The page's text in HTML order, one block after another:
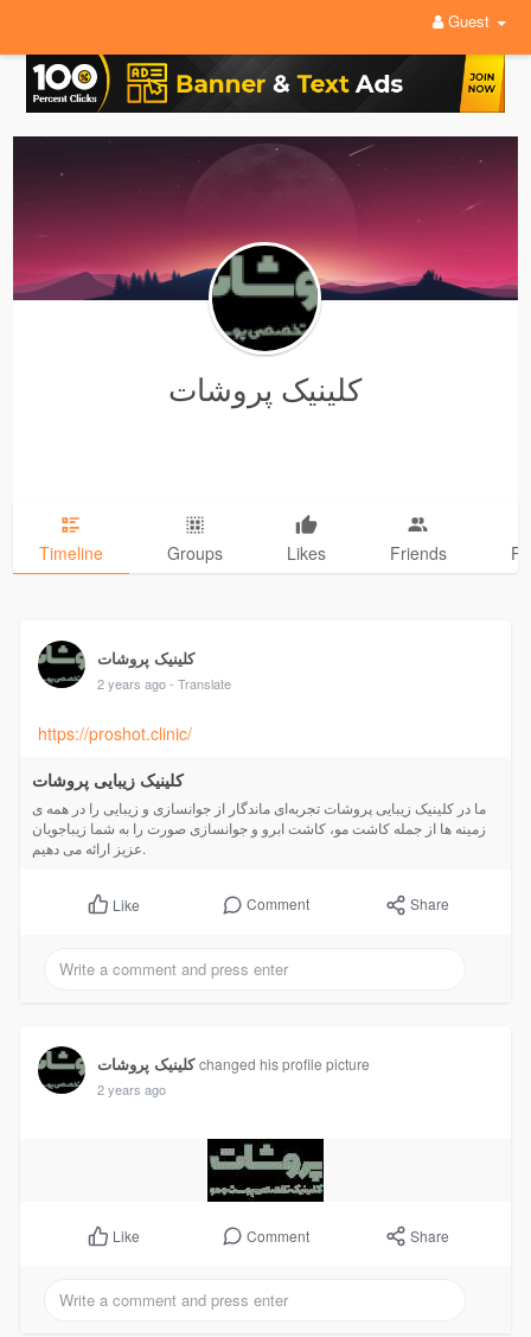
Guest
کلینیک پروشات
Timeline Groups Likes Friends
کلینیک پروشات
2 years ago - Translate
https://proshot.clinic/
کلینیک زیبایی پروشات
ما در کلینیک زیبایی پروشات تجربه‌ای ماندگار از جوانسازی و زیبایی را در همه ی
زمینه ها از جمله کاشت مو، کاشت ابرو و جوانسازی صورت را به شما زیباجویان
عزیز ارائه می دهیم.
Like Comment Share
کلینیک پروشات changed his profile picture
2 years ago
Like Comment Share